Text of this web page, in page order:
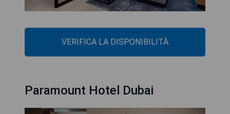
VERIFICA LA DISPONIBILITÀ
Paramount Hotel Dubai